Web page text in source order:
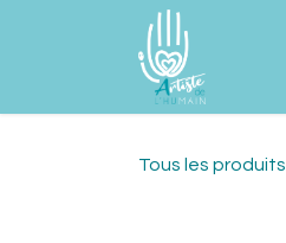
Se rendre au contenu
Tous les produits